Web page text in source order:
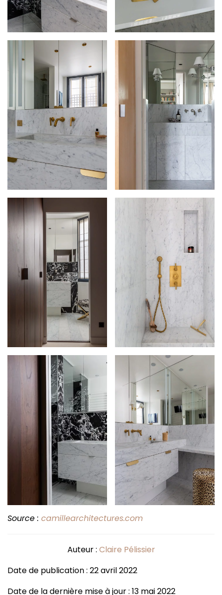
Source : camillearchitectures.com
Auteur : Claire Pélissier
Date de publication : 22 avril 2022
Date de la dernière mise à jour : 13 mai 2022